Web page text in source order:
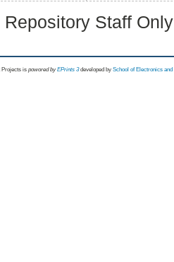
Repository Staff
Projects is powored byEPrints 3 developed by School of Electronics